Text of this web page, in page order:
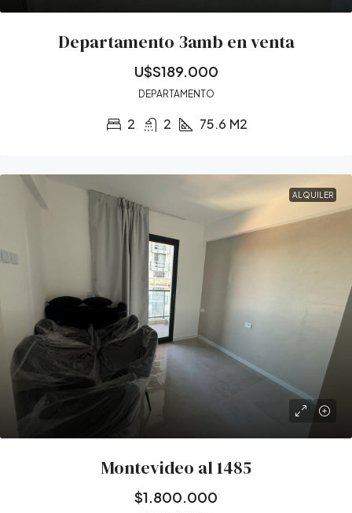
Departamento 3amb en venta
U$S189.000
DEPARTAMENTO
2 2 75.6 M2
ALQUILER
Montevideo al 1485
$1.800.000